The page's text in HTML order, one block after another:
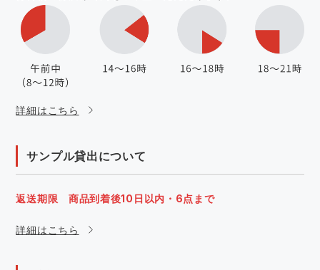
詳細はこちら
サンプル貸出について
返送期限 商品到着後10日以内・6点まで
詳細はこちら